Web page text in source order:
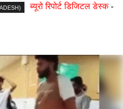
ब्यूरो रिपोर्ट डिजिटल डेस्क -